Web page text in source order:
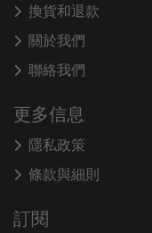
換貨和退款
關於我們
聯絡我們
更多信息
隱私政策
條款與細則
訂閱